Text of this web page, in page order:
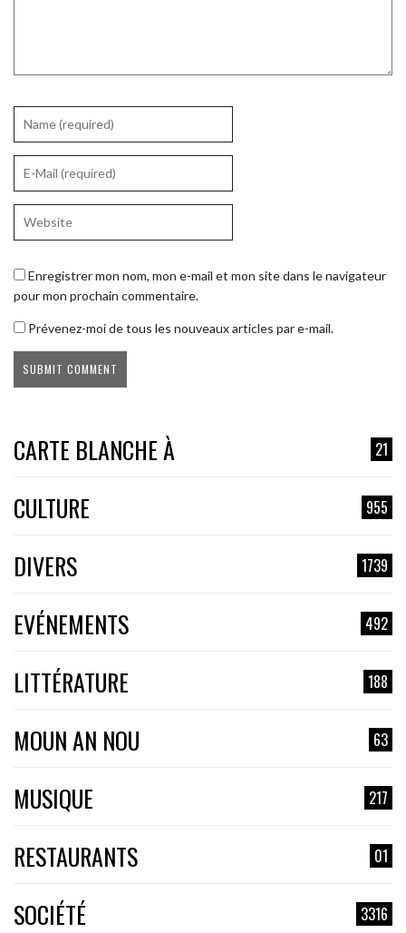
Enregistrer mon nom, mon e-mail et mon site dans le navigateur
pour mon prochain commentaire.
Prévenez-moi de tous les nouveaux articles par e-mail.
CARTE BLANCHE À 21
CULTURE 955
DIVERS 1739
EVÉNEMENTS 492
LITTÉRATURE 188
MOUN AN NOU 63
MUSIQUE 217
RESTAURANTS 01
SOCIÉTÉ 3316